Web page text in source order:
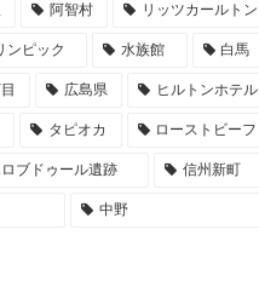
阿智村 リッツカールトン
ンピック 水族館 白馬
広島県 ヒルトンホテル
タピオカ ローストビーフ
ブドゥール遺跡 信州新町
中野